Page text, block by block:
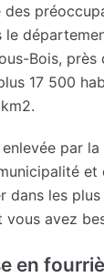
le
Bois, près
17 500
par
et
dans les
vous avez
en